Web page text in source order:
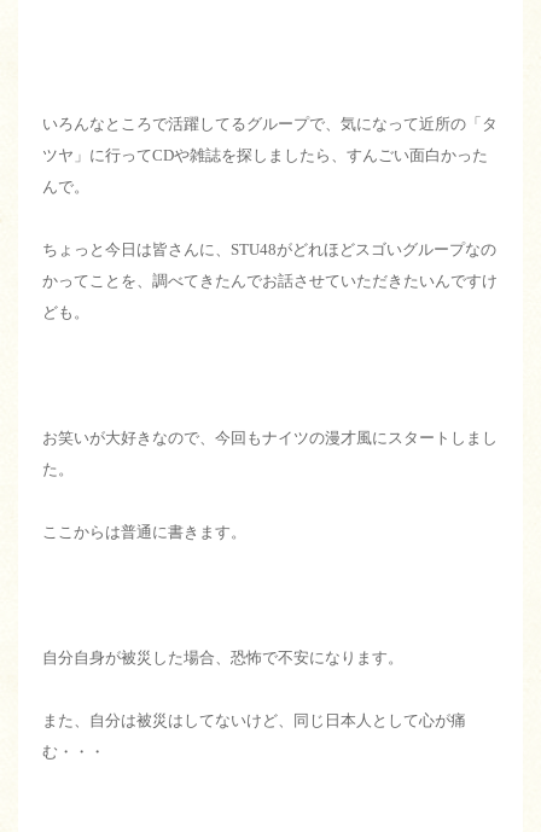
いろんなところで活躍してるグループで、気になって近所の「タ
ツヤ」に行ってCDや雑誌を探しましたら、すんごい面白かった
んで。
ちょっと今日は皆さんに、STU48がどれほどスゴいグループなの
かってことを、調べてきたんでお話させていただきたいんですけ
ども。
お笑いが大好きなので、今回もナイツの漫才風にスタートしまし
た。
ここからは普通に書きます。
自分自身が被災した場合、恐怖で不安になります。
また、自分は被災はしてないけど、同じ日本人として心が痛
む・・・